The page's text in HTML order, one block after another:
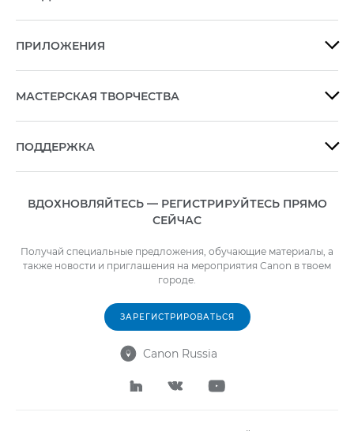
ПРИЛОЖЕНИЯ 
МАСТЕРСКАЯ ТВОРЧЕСТВА 
ПОДДЕРЖКА 
ВДОХНОВЛЯЙТЕСЬ — РЕГИСТРИРУЙТЕСЬ ПРЯМО
СЕЙЧАС
Получай специальные предложения, обучающие материалы, а
также новости и приглашения на мероприятия Canon в твоем
городе.
ЗАРЕГИСТРИРОВАТЬСЯ
 Canon Russia
  